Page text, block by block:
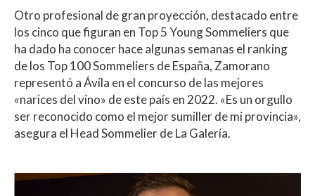
Otro profesional de gran proyección, destacado entre
los cinco que figuran en Top 5 Young Sommeliers que
ha dado ha conocer hace algunas semanas el ranking
de los Top 100 Sommeliers de España, Zamorano
representó a Ávila en el concurso de las mejores
«narices del vino» de este país en 2022. «Es un orgullo
ser reconocido como el mejor sumiller de mi provincia»,
asegura el Head Sommelier de La Galería.